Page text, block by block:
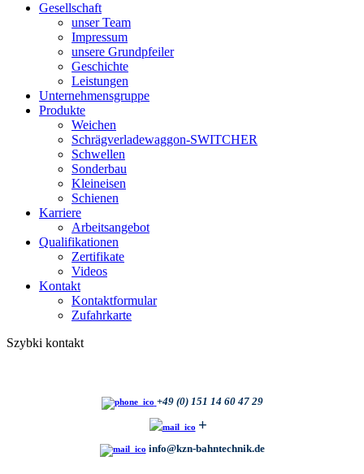
Gesellschaft
unser Team
Impressum
unsere Grundpfeiler
Geschichte
Leistungen
Unternehmensgruppe
Produkte
Weichen
Schrägverladewaggon-SWITCHER
Schwellen
Sonderbau
Kleineisen
Schienen
Karriere
Arbeitsangebot
Qualifikationen
Zertifikate
Videos
Kontakt
Kontaktformular
Zufahrkarte
Szybki kontakt
+49 (0) 151 14 60 47 29
+
info@kzn-bahntechnik.de